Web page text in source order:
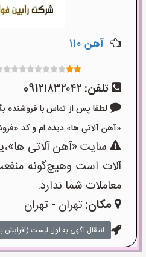
آهن ۱۱۰
تلفن: 091۲۱۸۳۲۰۴۲
لطفا پس از تماس با فروشنده
«آهن آلاتی ها» دیده ام و کد «فروشگاه-10445» را
سایت «آهن آلاتی
آلات است وهیچ‌گونه
معاملات شما ندارد.
مکان:تهران - تهران
انتقال آگهی به اول لیست (افزایش